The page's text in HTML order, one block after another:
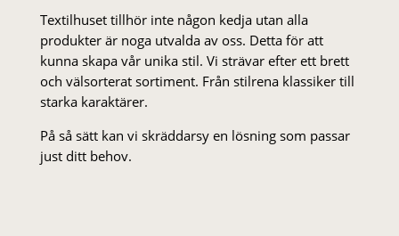
Textilhuset tillhör inte någon kedja utan alla
produkter är noga utvalda av oss. Detta för att
kunna skapa vår unika stil. Vi strä­var efter ett brett
och välsorterat sor­ti­ment. Från stil­rena klas­siker till
starka karaktärer.
På så sätt kan vi skräddarsy en lösning som passar
just ditt behov.